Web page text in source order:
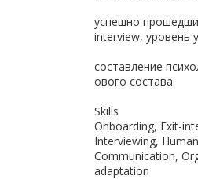
успешно
interview, уровень
составление
ового состава.
Skills
Onboarding, Exit-
Interviewing,
Communication,
adaptation